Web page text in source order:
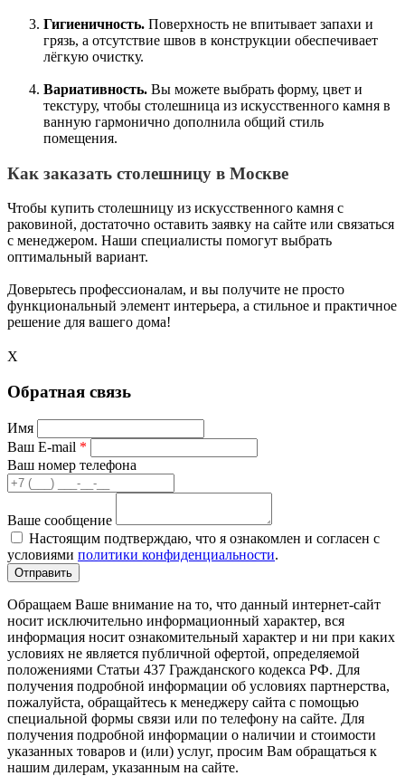
Гигиеничность. Поверхность не впитывает запахи и
грязь, а отсутствие швов в конструкции обеспечивает
лёгкую очистку.
Вариативность. Вы можете выбрать форму, цвет и
текстуру, чтобы столешница из искусственного камня в
ванную гармонично дополнила общий стиль
помещения.
Как заказать столешницу в Москве
Чтобы купить столешницу из искусственного камня с
раковиной, достаточно оставить заявку на сайте или связаться
с менеджером. Наши специалисты помогут выбрать
оптимальный вариант.
Доверьтесь профессионалам, и вы получите не просто
функциональный элемент интерьера, а стильное и практичное
решение для вашего дома!
X
Обратная связь
Имя
Ваш E-mail *
Ваш номер телефона
Ваше сообщение
Настоящим подтверждаю, что я ознакомлен и согласен с
условиями политики конфиденциальности.
Обращаем Ваше внимание на то, что данный интернет-сайт
носит исключительно информационный характер, вся
информация носит ознакомительный характер и ни при каких
условиях не является публичной офертой, определяемой
положениями Статьи 437 Гражданского кодекса РФ. Для
получения подробной информации об условиях партнерства,
пожалуйста, обращайтесь к менеджеру сайта с помощью
специальной формы связи или по телефону на сайте. Для
получения подробной информации о наличии и стоимости
указанных товаров и (или) услуг, просим Вам обращаться к
нашим дилерам, указанным на сайте.